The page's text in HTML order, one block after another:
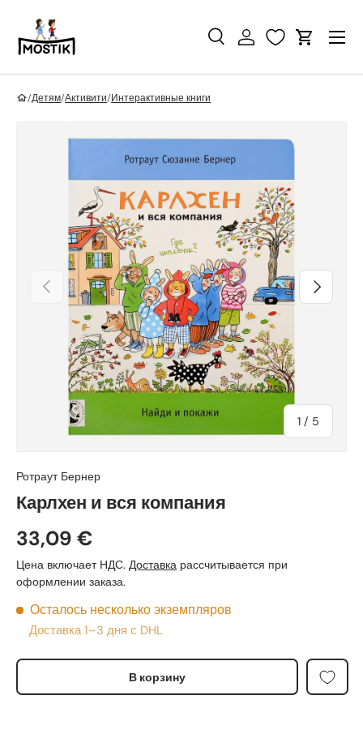
Перейти к контенту
Поиск
ПоискВойти Корзина
/Детям/Активити/Интерактивные книги
Перейти к информации о продукте
Назад
1 / из
5
Вперед
Ротраут Бернер
Карлхен и вся компания
33,09 €
Цена включает НДС. Доставка рассчитывается при
оформлении заказа.
Осталось несколько экземпляров
Доставка 1–3 дня с DHL
В корзину